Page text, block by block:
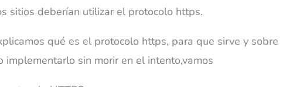
sitios deberían utilizar el protocolo https.
qué es el protocolo https, para que sirve y sobre
implementarlo sin morir en el intento,vamos